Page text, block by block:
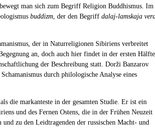
man sich zum Begriff Religion Buddhismus. Im
buddizm, der den Begriff dalaj-lamskaja
der in Naturreligionen Sibiriens verbreitet
an, doch auch hier findet in der ersten Hälfte
der Beschreibung statt. Dorži Banzarov
durch philologische Analyse eines
die markanteste in der gesamten Studie. Er ist ein
und des Fernen Ostens, die in der Frühen Neuzeit
zu den Leidtragenden der russischen Macht- und